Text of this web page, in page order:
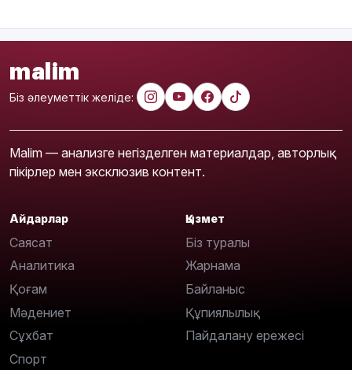
malim
Біз әлеуметтік желіде:
Malim — анализге негізделген материалдар, авторлық
пікірлер мен эксклюзив контент.
Айдарлар
Саясат
Аналитика
Қоғам
Мәдениет
Сұхбат
Спорт
Қызмет
Біз туралы
Жарнама
Байланыс
Құпиялылық
Пайдалану ережесі